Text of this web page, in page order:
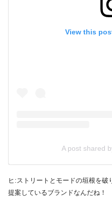
View this
A post shared
ヒ:ストリートとモードの垣根を
提案しているブランドなんだね！